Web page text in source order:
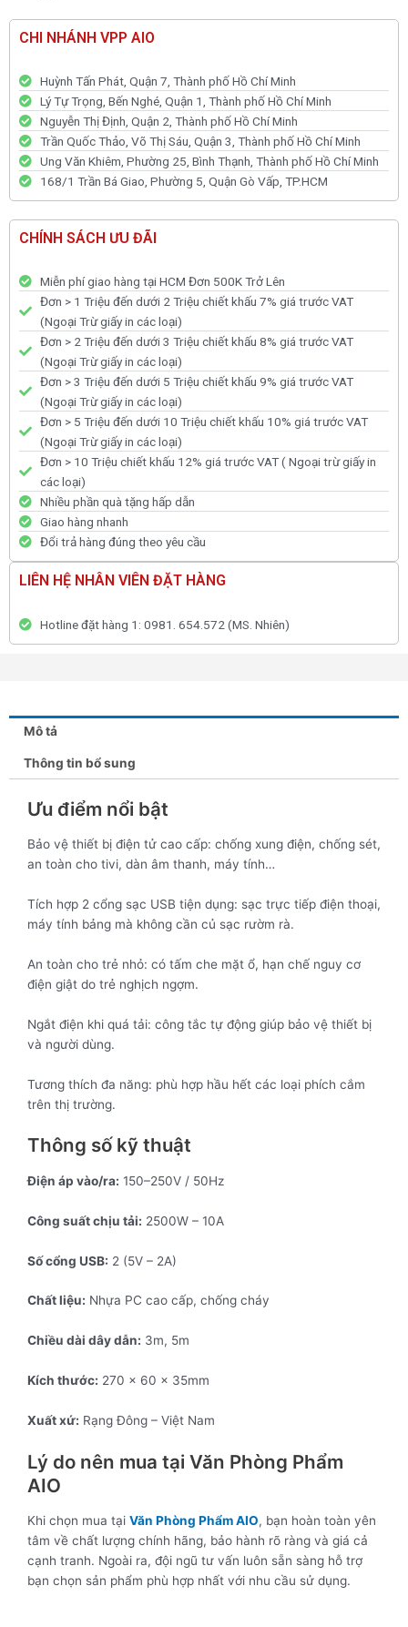
CHI NHÁNH VPP AIO
Huỳnh Tấn Phát, Quận 7, Thành phố Hồ Chí Minh
Lý Tự Trọng, Bến Nghé, Quận 1, Thành phố Hồ Chí Minh
Nguyễn Thị Định, Quận 2, Thành phố Hồ Chí Minh
Trần Quốc Thảo, Võ Thị Sáu, Quận 3, Thành phố Hồ Chí Minh
Ung Văn Khiêm, Phường 25, Bình Thạnh, Thành phố Hồ Chí Minh
168/1 Trần Bá Giao, Phường 5, Quận Gò Vấp, TP.HCM
CHÍNH SÁCH ƯU ĐÃI
Miễn phí giao hàng tại HCM Đơn 500K Trở Lên
Đơn > 1 Triệu đến dưới 2 Triệu chiết khấu 7% giá trước VAT
(Ngoại Trừ giấy in các loại)
Đơn > 2 Triệu đến dưới 3 Triệu chiết khấu 8% giá trước VAT
(Ngoại Trừ giấy in các loại)
Đơn > 3 Triệu đến dưới 5 Triệu chiết khấu 9% giá trước VAT
(Ngoại Trừ giấy in các loại)
Đơn > 5 Triệu đến dưới 10 Triệu chiết khấu 10% giá trước VAT
(Ngoại Trừ giấy in các loại)
Đơn > 10 Triệu chiết khấu 12% giá trước VAT ( Ngoại trừ giấy in
các loại)
Nhiều phần quà tặng hấp dẫn
Giao hàng nhanh
Đổi trả hàng đúng theo yêu cầu
LIÊN HỆ NHÂN VIÊN ĐẶT HÀNG
Hotline đặt hàng 1: 0981. 654.572 (MS. Nhiên)
Mô tả
Thông tin bổ sung
Ưu điểm nổi bật
Bảo vệ thiết bị điện tử cao cấp: chống xung điện, chống sét,
an toàn cho tivi, dàn âm thanh, máy tính…
Tích hợp 2 cổng sạc USB tiện dụng: sạc trực tiếp điện thoại,
máy tính bảng mà không cần củ sạc rườm rà.
An toàn cho trẻ nhỏ: có tấm che mặt ổ, hạn chế nguy cơ
điện giật do trẻ nghịch ngợm.
Ngắt điện khi quá tải: công tắc tự động giúp bảo vệ thiết bị
và người dùng.
Tương thích đa năng: phù hợp hầu hết các loại phích cắm
trên thị trường.
Thông số kỹ thuật
Điện áp vào/ra: 150–250V / 50Hz
Công suất chịu tải: 2500W – 10A
Số cổng USB: 2 (5V – 2A)
Chất liệu: Nhựa PC cao cấp, chống cháy
Chiều dài dây dẫn: 3m, 5m
Kích thước: 270 x 60 x 35mm
Xuất xứ: Rạng Đông – Việt Nam
Lý do nên mua tại Văn Phòng Phẩm
AIO
Khi chọn mua tại Văn Phòng Phẩm AIO, bạn hoàn toàn yên
tâm về chất lượng chính hãng, bảo hành rõ ràng và giá cả
cạnh tranh. Ngoài ra, đội ngũ tư vấn luôn sẵn sàng hỗ trợ
bạn chọn sản phẩm phù hợp nhất với nhu cầu sử dụng.